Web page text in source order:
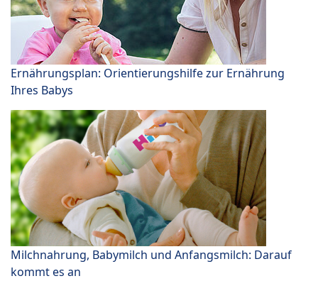
Ernährungsplan: Orientierungshilfe zur Ernährung
Ihres Babys
Milchnahrung, Babymilch und Anfangsmilch: Darauf
kommt es an